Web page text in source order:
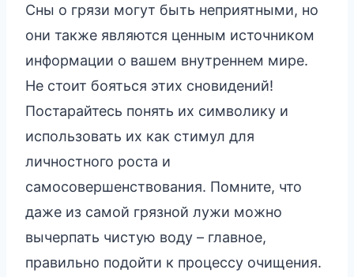
Сны о грязи могут быть неприятными, но
они также являются ценным источником
информации о вашем внутреннем мире.
Не стоит бояться этих сновидений!
Постарайтесь понять их символику и
использовать их как стимул для
личностного роста и
самосовершенствования. Помните, что
даже из самой грязной лужи можно
вычерпать чистую воду – главное,
правильно подойти к процессу очищения.